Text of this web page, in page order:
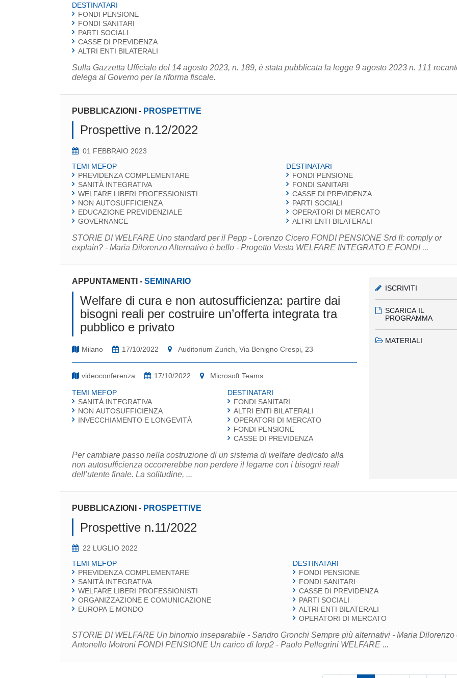
DESTINATARI
FONDI PENSIONE
FONDI SANITARI
PARTI SOCIALI
CASSE DI PREVIDENZA
ALTRI ENTI BILATERALI
Sulla Gazzetta Ufficiale del 14 agosto 2023, n. 189, è stata pubblicata la legge 9 agosto 2023 n. 111
delega al Governo per la riforma fiscale.
PUBBLICAZIONI - PROSPETTIVE
Prospettive n.12/2022
01 FEBBRAIO 2023
TEMI MEFOP
PREVIDENZA COMPLEMENTARE
SANITÀ INTEGRATIVA
WELFARE LIBERI PROFESSIONISTI
NON AUTOSUFFICIENZA
EDUCAZIONE PREVIDENZIALE
GOVERNANCE
DESTINATARI
FONDI PENSIONE
FONDI SANITARI
CASSE DI PREVIDENZA
PARTI SOCIALI
OPERATORI DI MERCATO
ALTRI ENTI BILATERALI
STORIE DI WELFARE Uno standard per il Pepp - Lorenzo Cicero FONDI PENSIONE Srd II: comply or
explain? - Maria Dilorenzo Alternativo è bello - Progetto Vesta WELFARE INTEGRATO E FONDI ...
APPUNTAMENTI - SEMINARIO
Welfare di cura e non autosufficienza: partire dai
bisogni reali per costruire un’offerta integrata tra
pubblico e privato
Milano 17/10/2022 Auditorium Zurich, Via Benigno Crespi, 23
videoconferenza 17/10/2022 Microsoft Teams
TEMI MEFOP
SANITÀ INTEGRATIVA
NON AUTOSUFFICIENZA
INVECCHIAMENTO E LONGEVITÀ
DESTINATARI
FONDI SANITARI
ALTRI ENTI BILATERALI
OPERATORI DI MERCATO
FONDI PENSIONE
CASSE DI PREVIDENZA
Per cambiare passo nella costruzione di un sistema di welfare dedicato alla
non autosufficienza occorrerebbe non perdere il legame con i bisogni reali
dell’utente finale. La solitudine, ...
ISCRIVITI
SCARICA IL
PROGRAMMA
MATERIALI
PUBBLICAZIONI - PROSPETTIVE
Prospettive n.11/2022
22 LUGLIO 2022
TEMI MEFOP
PREVIDENZA COMPLEMENTARE
SANITÀ INTEGRATIVA
WELFARE LIBERI PROFESSIONISTI
ORGANIZZAZIONE E COMUNICAZIONE
EUROPA E MONDO
DESTINATARI
FONDI PENSIONE
FONDI SANITARI
CASSE DI PREVIDENZA
PARTI SOCIALI
ALTRI ENTI BILATERALI
OPERATORI DI MERCATO
STORIE DI WELFARE Un binomio inseparabile - Sandro Gronchi Sempre più alternativi - Maria Dilorenzo
Antonello Motroni FONDI PENSIONE Un carico di Iorp2 - Paolo Pellegrini WELFARE ...